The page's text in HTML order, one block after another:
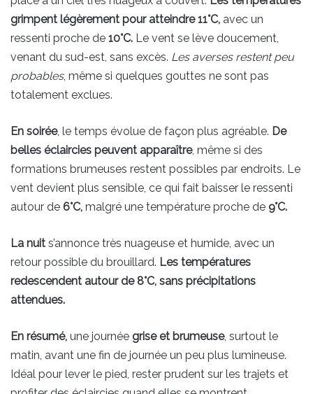
grimpent légèrement pour atteindre 11°C, avec un
ressenti proche de 10°C. Le vent se lève doucement,
venant du sud-est, sans excès. Les averses restent peu
probables, même si quelques gouttes ne sont pas
totalement exclues.
En soirée, le temps évolue de façon plus agréable. De
belles éclaircies peuvent apparaître, même si des
formations brumeuses restent possibles par endroits. Le
vent devient plus sensible, ce qui fait baisser le ressenti
autour de 6°C, malgré une température proche de 9°C.
La nuit s’annonce très nuageuse et humide, avec un
retour possible du brouillard. Les températures
redescendent autour de 8°C, sans précipitations
attendues.
En résumé, une journée grise et brumeuse, surtout le
matin, avant une fin de journée un peu plus lumineuse.
Idéal pour lever le pied, rester prudent sur les trajets et